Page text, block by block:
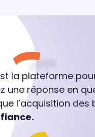
la plateforme
une réponse en
l’acquisition